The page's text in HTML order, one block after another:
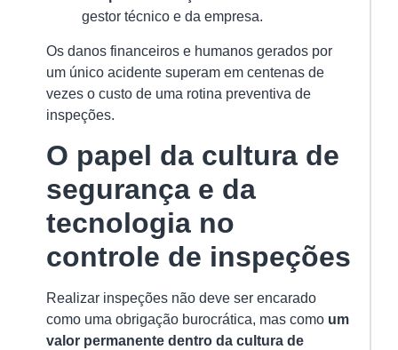
gestor técnico e da empresa.
Os danos financeiros e humanos gerados por
um único acidente superam em centenas de
vezes o custo de uma rotina preventiva de
inspeções.
O papel da cultura de
segurança e da
tecnologia no
controle de inspeções
Realizar inspeções não deve ser encarado
como uma obrigação burocrática, mas como um
valor permanente dentro da cultura de